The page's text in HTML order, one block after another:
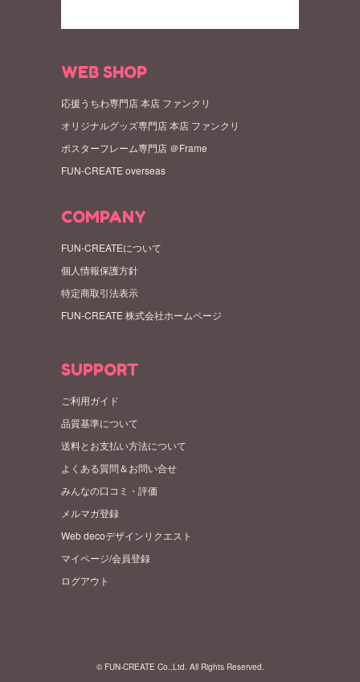
WEB SHOP
応援うちわ専門店 本店 ファンクリ
オリジナルグッズ専門店 本店 ファンクリ
ポスターフレーム専門店 ＠Frame
FUN-CREATE overseas
COMPANY
FUN-CREATEについて
個人情報保護方針
特定商取引法表示
FUN-CREATE 株式会社ホームページ
SUPPORT
ご利用ガイド
品質基準について
送料とお支払い方法について
よくある質問＆お問い合せ
みんなの口コミ・評価
メルマガ登録
Web decoデザインリクエスト
マイページ/会員登録
ログアウト
© FUN-CREATE Co.,Ltd. All Rights Reserved.